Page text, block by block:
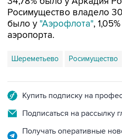
было у "Аэрофлота",
аэропорта.
Шереметьево
Подписаться на рассылку
Получать оперативные
канале